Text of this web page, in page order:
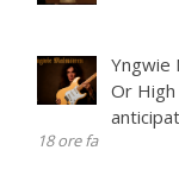
Yngwie
Or High
18 ore fa